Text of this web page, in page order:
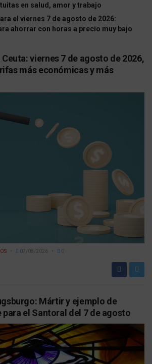
en salud, amor y trabajo
el viernes 7 de agosto de 2026:
ahorrar con horas a precio muy bajo
viernes 7 de agosto de 2026,
más económicas y más
07/08/2026 0
Mártir y ejemplo de
el Santoral del 7 de agosto